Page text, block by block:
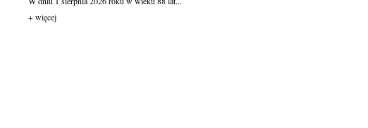
+ więcej